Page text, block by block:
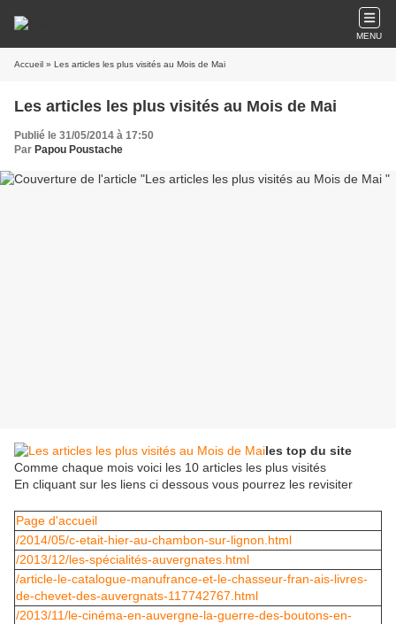
MENU
Accueil » Les articles les plus visités au Mois de Mai
Les articles les plus visités au Mois de Mai
Publié le 31/05/2014 à 17:50
Par Papou Poustache
les top du site
Comme chaque mois voici les 10 articles les plus visités
En cliquant sur les liens ci dessous vous pourrez les revisiter
Page d'accueil
/2014/05/c-etait-hier-au-chambon-sur-lignon.html
/2013/12/les-spécialités-auvergnates.html
/article-le-catalogue-manufrance-et-le-chasseur-fran-ais-livres-
de-chevet-des-auvergnats-117742767.html
/2013/11/le-cinéma-en-auvergne-la-guerre-des-boutons-en-